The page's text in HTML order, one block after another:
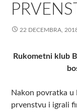
22 DECEMBRA,
Rukometni klub
Nakon povratka u
prvenstvu i igrali